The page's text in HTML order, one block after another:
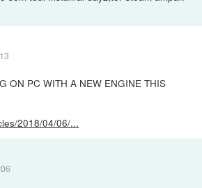
ON PC WITH A NEW ENGINE THIS
2018/04/06/...